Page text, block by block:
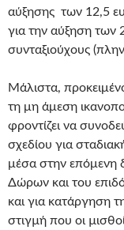
αύξησης των 12,5
για την αύξηση των
συνταξιούχους
Μάλιστα,
τη μη άμεση
φροντίζει να
σχεδίου για
μέσα στην επόμενη
Δώρων και του
και για κατάργηση
στιγµή που οι